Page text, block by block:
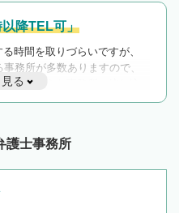
降TEL可」
時間を取りづらいですが、
務所が多数ありますので、
そのような事務所に絞り込
再検索
る
護士事務所